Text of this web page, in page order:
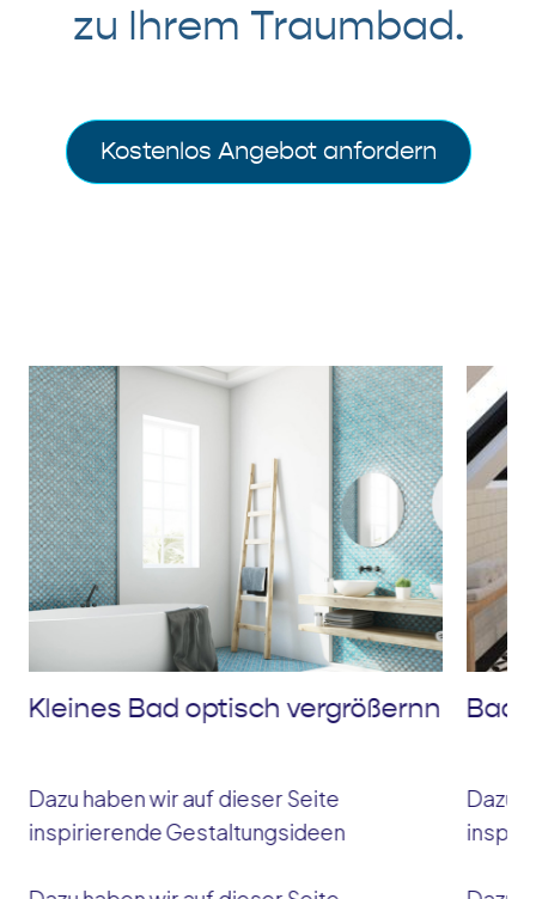
zu Ihrem Traumbad.
Kostenlos Angebot anfordern
Kleines Bad optisch vergrößernn
Dazu haben wir auf dieser Seite
inspirierende Gestaltungsideen
Dazu